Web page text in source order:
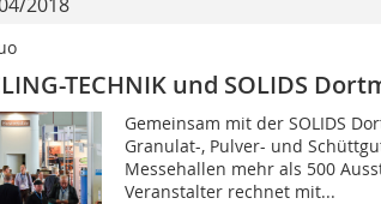
TECHNIK und SOLIDS
Gemeinsam mit der SOLIDS
Granulat-, Pulver- und
Messehallen mehr als 500
Veranstalter rechnet mit...